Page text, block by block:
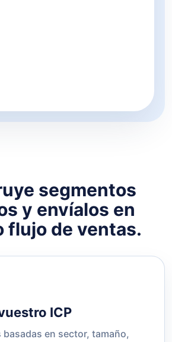
segmentos
y envíalos en
flujo de ventas.
ICP
basadas en sector, tamaño,